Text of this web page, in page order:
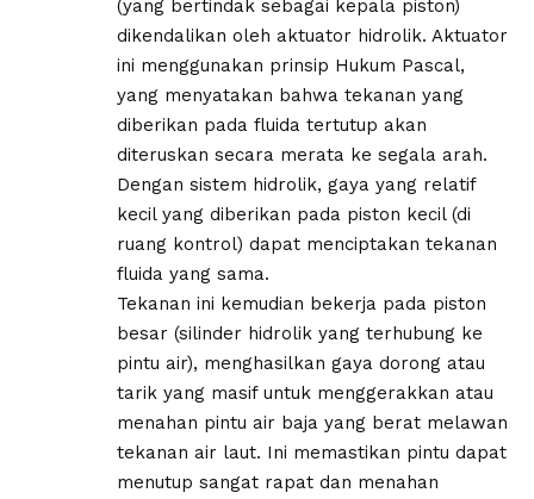
(yang bertindak sebagai kepala piston)
dikendalikan oleh aktuator hidrolik. Aktuator
ini menggunakan prinsip Hukum Pascal,
yang menyatakan bahwa tekanan yang
diberikan pada fluida tertutup akan
diteruskan secara merata ke segala arah.
​Dengan sistem hidrolik, gaya yang relatif
kecil yang diberikan pada piston kecil (di
ruang kontrol) dapat menciptakan tekanan
fluida yang sama.
Tekanan ini kemudian bekerja pada piston
besar (silinder hidrolik yang terhubung ke
pintu air), menghasilkan gaya dorong atau
tarik yang masif untuk menggerakkan atau
menahan pintu air baja yang berat melawan
tekanan air laut. Ini memastikan pintu dapat
menutup sangat rapat dan menahan